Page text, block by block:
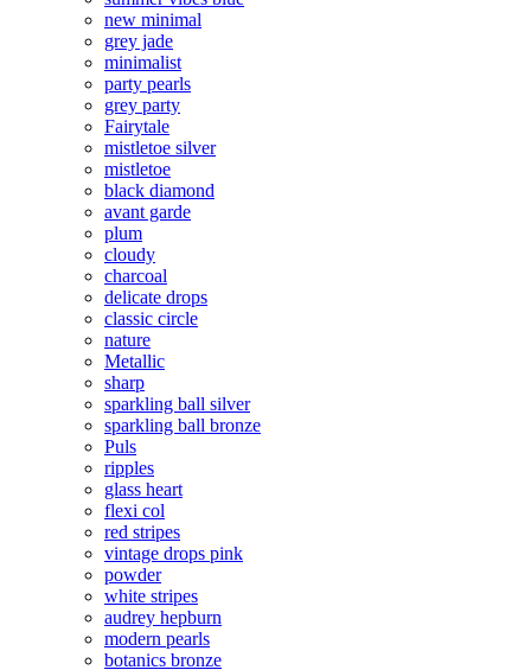
new minimal
grey jade
minimalist
party pearls
grey party
Fairytale
mistletoe silver
mistletoe
black diamond
avant garde
plum
cloudy
charcoal
delicate drops
classic circle
nature
Metallic
sharp
sparkling ball silver
sparkling ball bronze
Puls
ripples
glass heart
flexi col
red stripes
vintage drops pink
powder
white stripes
audrey hepburn
modern pearls
botanics bronze